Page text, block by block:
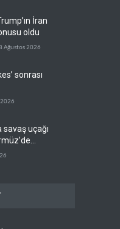
İran
oldu
Ağustos 2026
sonrası
savaş uçağı